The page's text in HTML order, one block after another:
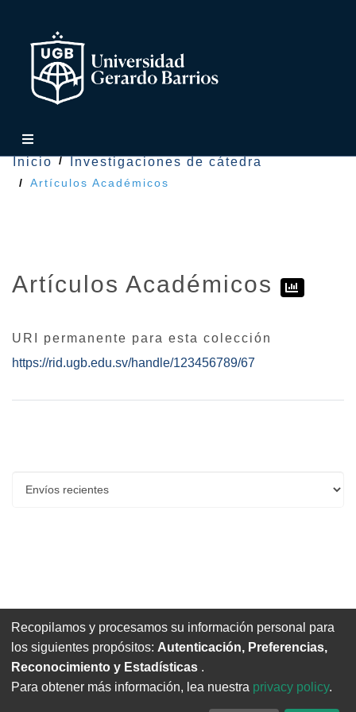
Inicio Investigaciones de cátedra
Artículos Académicos
Artículos Académicos
URI permanente para esta colección
https://rid.ugb.edu.sv/handle/123456789/67
No hay artículos para mostrar
Recopilamos y procesamos su información personal para
los siguientes propósitos: Autenticación, Preferencias,
Reconocimiento y Estadísticas .
Para obtener más información, lea nuestra privacy policy.